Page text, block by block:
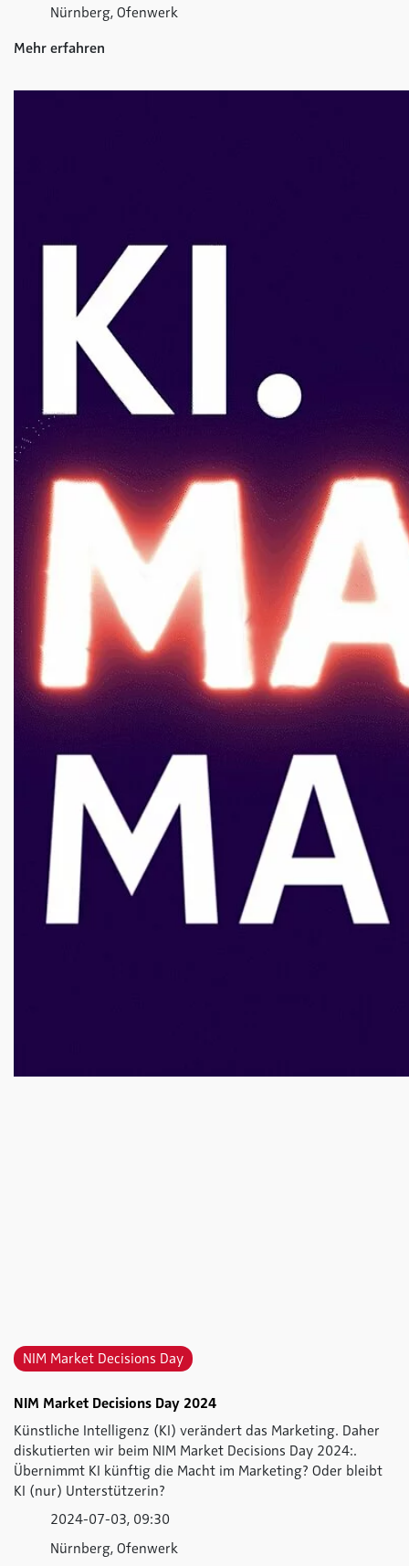
Nürnberg, Ofenwerk
Mehr erfahren
NIM Market Decisions Day
NIM Market Decisions Day 2024
Künstliche Intelligenz (KI) verändert das Marketing. Daher
diskutierten wir beim NIM Market Decisions Day 2024:.
Übernimmt KI künftig die Macht im Marketing? Oder bleibt
KI (nur) Unterstützerin?
2024-07-03, 09:30
Nürnberg, Ofenwerk